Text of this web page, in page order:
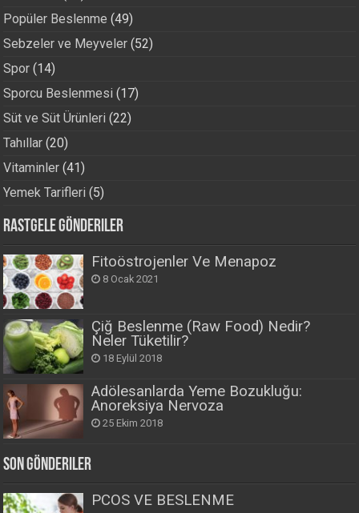
Popüler Beslenme (49)
Sebzeler ve Meyveler (52)
Spor (14)
Sporcu Beslenmesi (17)
Süt ve Süt Ürünleri (22)
Tahıllar (20)
Vitaminler (41)
Yemek Tarifleri (5)
Rastgele Gönderiler
Fitoöstrojenler Ve Menapoz
8 Ocak 2021
Çiğ Beslenme (Raw Food) Nedir?
Neler Tüketilir?
18 Eylül 2018
Adölesanlarda Yeme Bozukluğu:
Anoreksiya Nervoza
25 Ekim 2018
Son Gönderiler
PCOS VE BESLENME